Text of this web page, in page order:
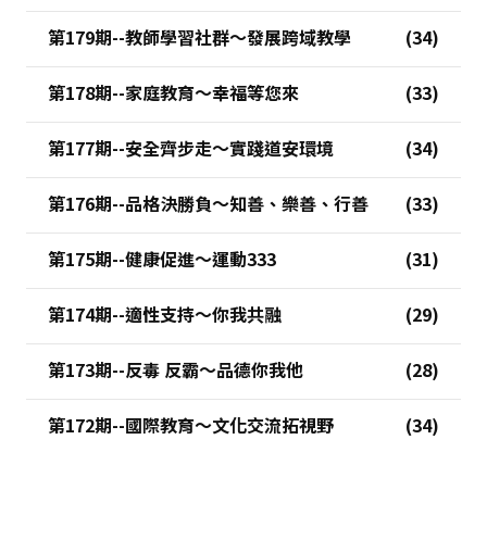
第179期--教師學習社群～發展跨域教學
第178期--家庭教育～幸福等您來
第177期--安全齊步走～實踐道安環境
第176期--品格決勝負～知善、樂善、行善
第175期--健康促進～運動333
第174期--適性支持～你我共融
第173期--反毒 反霸～品德你我他
第172期--國際教育～文化交流拓視野